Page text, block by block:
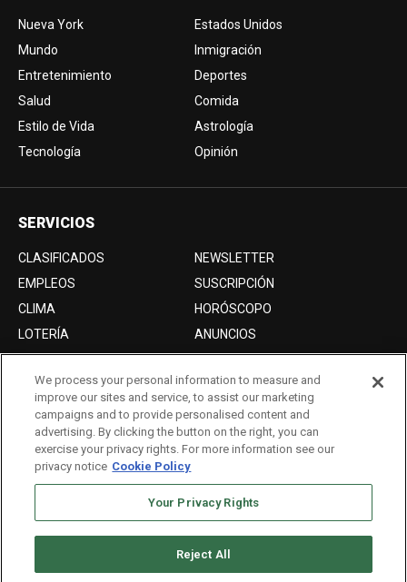
Nueva York
Estados Unidos
Mundo
Inmigración
Entretenimiento
Deportes
Salud
Comida
Estilo de Vida
Astrología
Tecnología
Opinión
SERVICIOS
CLASIFICADOS
NEWSLETTER
EMPLEOS
SUSCRIPCIÓN
CLIMA
HORÓSCOPO
LOTERÍA
ANUNCIOS
Acerca de nosotros
Advertise with Us/Anuncios
Politica de Privacidad
Editorial Guidelines
We process your personal information to measure and
improve our sites and service, to assist our marketing
campaigns and to provide personalised content and
advertising. By clicking the button on the right, you can
exercise your privacy rights. For more information see our
privacy notice Cookie Policy
Your Privacy Rights
Reject All